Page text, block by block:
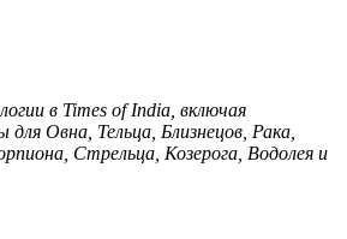
в Times of India, включая
Овна, Тельца, Близнецов, Рака,
Стрельца, Козерога, Водолея и